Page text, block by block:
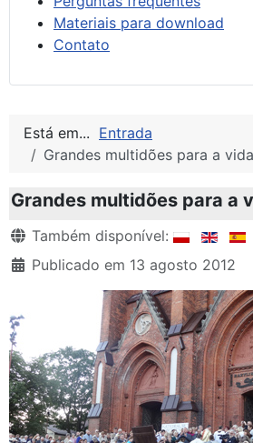
Materiais para download
Contato
Está em... Entrada
Grandes multidões para a
Grandes multidões para a
Detalhes
Também disponível:
Publicado em 13 agosto 2012